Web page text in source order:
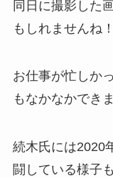
同日に撮影した
もしれませんね！
お仕事が忙しか
もなかなかでき
続木氏には2020
闘している様子